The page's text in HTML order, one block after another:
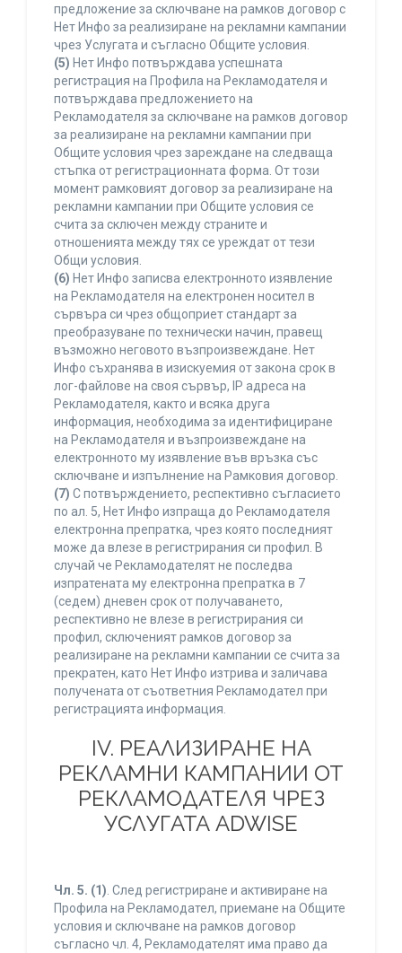
предложение за сключване на рамков договор с
Нет Инфо за реализиране на рекламни кампании
чрез Услугата и съгласно Общите условия.
(5) Нет Инфо потвърждава успешната
регистрация на Профила на Рекламодателя и
потвърждава предложението на
Рекламодателя за сключване на рамков договор
за реализиране на рекламни кампании при
Общите условия чрез зареждане на следваща
стъпка от регистрационната форма. От този
момент рамковият договор за реализиране на
рекламни кампании при Общите условия се
счита за сключен между страните и
отношенията между тях се уреждат от тези
Общи условия.
(6) Нет Инфо записва електронното изявление
на Рекламодателя на електронен носител в
сървъра си чрез общоприет стандарт за
преобразуване по технически начин, правещ
възможно неговото възпроизвеждане. Нет
Инфо съхранява в изискуемия от закона срок в
лог-файлове на своя сървър, IP адреса на
Рекламодателя, както и всяка друга
информация, необходима за идентифициране
на Рекламодателя и възпроизвеждане на
електронното му изявление във връзка със
сключване и изпълнение на Рамковия договор.
(7) С потвърждението, респективно съгласието
по ал. 5, Нет Инфо изпраща до Рекламодателя
електронна препратка, чрез която последният
може да влезе в регистрирания си профил. В
случай че Рекламодателят не последва
изпратената му електронна препратка в 7
(седем) дневен срок от получаването,
респективно не влезе в регистрирания си
профил, сключеният рамков договор за
реализиране на рекламни кампании се счита за
прекратен, като Нет Инфо изтрива и заличава
получената от съответния Рекламодател при
регистрацията информация.
IV. РЕАЛИЗИРАНЕ НА
РЕКЛАМНИ КАМПАНИИ ОТ
РЕКЛАМОДАТЕЛЯ ЧРЕЗ
УСЛУГАТА ADWISE
Чл. 5. (1). След регистриране и активиране на
Профила на Рекламодател, приемане на Общите
условия и сключване на рамков договор
съгласно чл. 4, Рекламодателят има право да